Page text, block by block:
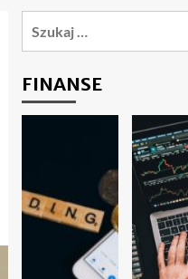
FINANSE